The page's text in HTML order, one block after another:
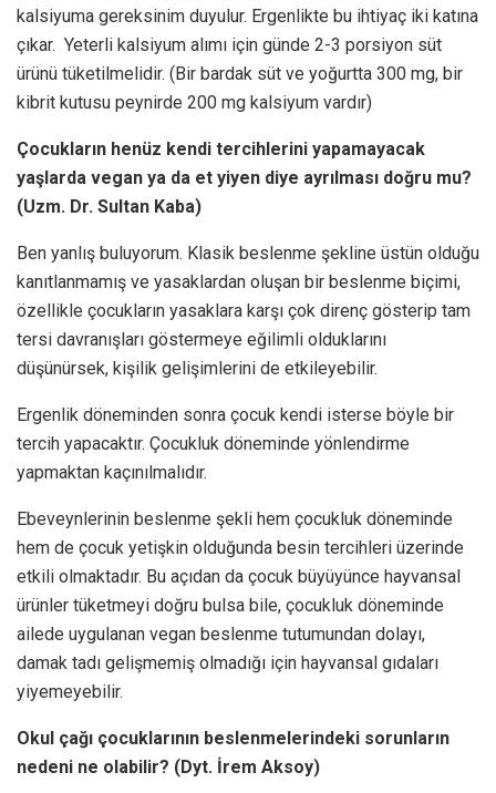
kalsiyuma gereksinim duyulur. Ergenlikte bu ihtiyaç iki katına
çıkar. Yeterli kalsiyum alımı için günde 2-3 porsiyon süt
ürünü tüketilmelidir. (Bir bardak süt ve yoğurtta 300 mg, bir
kibrit kutusu peynirde 200 mg kalsiyum vardır)
Çocukların henüz kendi tercihlerini yapamayacak
yaşlarda vegan ya da et yiyen diye ayrılması doğru mu?
(Uzm. Dr. Sultan Kaba)
Ben yanlış buluyorum. Klasik beslenme şekline üstün olduğu
kanıtlanmamış ve yasaklardan oluşan bir beslenme biçimi,
özellikle çocukların yasaklara karşı çok direnç gösterip tam
tersi davranışları göstermeye eğilimli olduklarını
düşünürsek, kişilik gelişimlerini de etkileyebilir.
Ergenlik döneminden sonra çocuk kendi isterse böyle bir
tercih yapacaktır. Çocukluk döneminde yönlendirme
yapmaktan kaçınılmalıdır.
Ebeveynlerinin beslenme şekli hem çocukluk döneminde
hem de çocuk yetişkin olduğunda besin tercihleri üzerinde
etkili olmaktadır. Bu açıdan da çocuk büyüyünce hayvansal
ürünler tüketmeyi doğru bulsa bile, çocukluk döneminde
ailede uygulanan vegan beslenme tutumundan dolayı,
damak tadı gelişmemiş olmadığı için hayvansal gıdaları
yiyemeyebilir.
Okul çağı çocuklarının beslenmelerindeki sorunların
nedeni ne olabilir? (Dyt. İrem Aksoy)